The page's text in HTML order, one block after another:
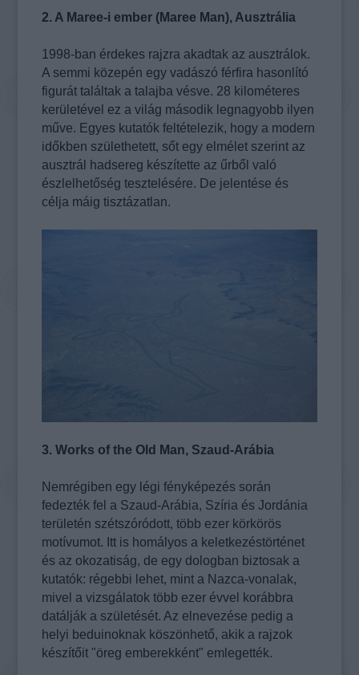
2. A Maree-i ember (Maree Man), Ausztrália
1998-ban érdekes rajzra akadtak az ausztrálok.
A semmi közepén egy vadászó férfira hasonlító
figurát találtak a talajba vésve. 28 kilométeres
kerületével ez a világ második legnagyobb ilyen
műve. Egyes kutatók feltételezik, hogy a modern
időkben születhetett, sőt egy elmélet szerint az
ausztrál hadsereg készítette az űrből való
észlelhetőség tesztelésére. De jelentése és
célja máig tisztázatlan.
3. Works of the Old Man, Szaud-Arábia
Nemrégiben egy légi fényképezés során
fedezték fel a Szaud-Arábia, Szíria és Jordánia
területén szétszóródott, több ezer körkörös
motívumot. Itt is homályos a keletkezéstörténet
és az okozatiság, de egy dologban biztosak a
kutatók: régebbi lehet, mint a Nazca-vonalak,
mivel a vizsgálatok több ezer évvel korábbra
datálják a születését. Az elnevezése pedig a
helyi beduinoknak köszönhető, akik a rajzok
készítőit "öreg emberekként" emlegették.